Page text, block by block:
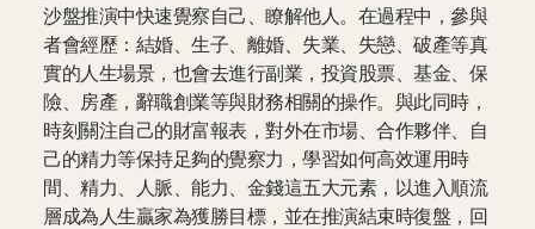
沙盤推演中快速覺察自己、瞭解他人。在過程中，參與
者會經歷：結婚、生子、離婚、失業、失戀、破產等真
實的人生場景，也會去進行副業，投資股票、基金、保
險、房產，辭職創業等與財務相關的操作。與此同時，
時刻關注自己的財富報表，對外在市場、合作夥伴、自
己的精力等保持足夠的覺察力，學習如何高效運用時
間、精力、人脈、能力、金錢這五大元素，以進入順流
層成為人生贏家為獲勝目標，並在推演結束時復盤，回